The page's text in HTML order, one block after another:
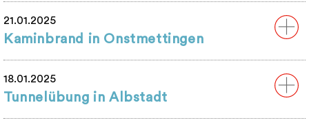
21.01.2025
Kaminbrand in Onstmettingen
18.01.2025
Tunnelübung in Albstadt